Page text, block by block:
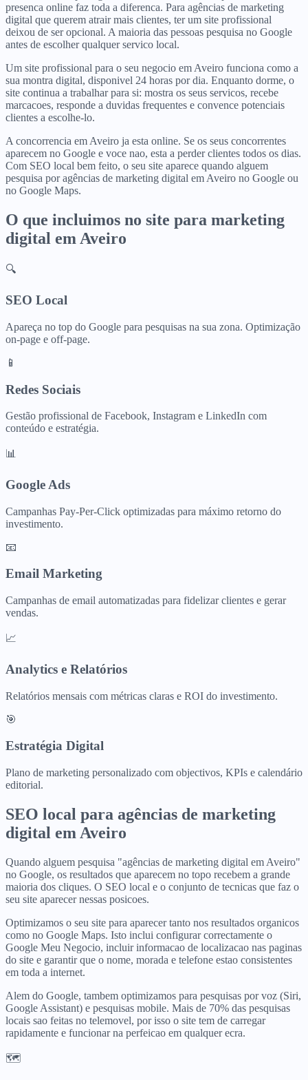
presenca online faz toda a diferenca. Para agências de marketing
digital que querem atrair mais clientes, ter um site profissional
deixou de ser opcional. A maioria das pessoas pesquisa no Google
antes de escolher qualquer servico local.
Um site profissional para o seu negocio em Aveiro funciona como a
sua montra digital, disponivel 24 horas por dia. Enquanto dorme, o
site continua a trabalhar para si: mostra os seus servicos, recebe
marcacoes, responde a duvidas frequentes e convence potenciais
clientes a escolhe-lo.
A concorrencia em Aveiro ja esta online. Se os seus concorrentes
aparecem no Google e voce nao, esta a perder clientes todos os dias.
Com SEO local bem feito, o seu site aparece quando alguem
pesquisa por agências de marketing digital em Aveiro no Google ou
no Google Maps.
O que incluimos no site para marketing
digital em Aveiro
🔍
SEO Local
Apareça no top do Google para pesquisas na sua zona. Optimização
on-page e off-page.
📱
Redes Sociais
Gestão profissional de Facebook, Instagram e LinkedIn com
conteúdo e estratégia.
📊
Google Ads
Campanhas Pay-Per-Click optimizadas para máximo retorno do
investimento.
📧
Email Marketing
Campanhas de email automatizadas para fidelizar clientes e gerar
vendas.
📈
Analytics e Relatórios
Relatórios mensais com métricas claras e ROI do investimento.
🎯
Estratégia Digital
Plano de marketing personalizado com objectivos, KPIs e calendário
editorial.
SEO local para agências de marketing
digital em Aveiro
Quando alguem pesquisa "agências de marketing digital em Aveiro"
no Google, os resultados que aparecem no topo recebem a grande
maioria dos cliques. O SEO local e o conjunto de tecnicas que faz o
seu site aparecer nessas posicoes.
Optimizamos o seu site para aparecer tanto nos resultados organicos
como no Google Maps. Isto inclui configurar correctamente o
Google Meu Negocio, incluir informacao de localizacao nas paginas
do site e garantir que o nome, morada e telefone estao consistentes
em toda a internet.
Alem do Google, tambem optimizamos para pesquisas por voz (Siri,
Google Assistant) e pesquisas mobile. Mais de 70% das pesquisas
locais sao feitas no telemovel, por isso o site tem de carregar
rapidamente e funcionar na perfeicao em qualquer ecra.
🗺️